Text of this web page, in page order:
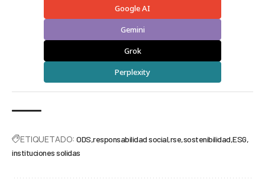
Google AI
Gemini
Grok
Perplexity
ETIQUETADO: ODS responsabilidad social rse sostenibilidad ESG
instituciones solidas